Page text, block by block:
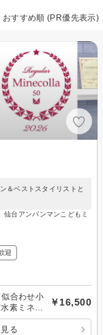
おすすめ順 (PR優先表示)
＆ベストスタイリストと
台アンパンマンこどもミ
迎
合わせ小
素ミネコ
￥16,500
る